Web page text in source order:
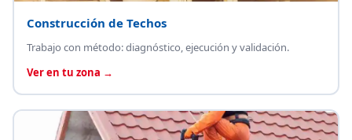
Construcción de Techos
Trabajo con método: diagnóstico, ejecución y validación.
Ver en tu zona →